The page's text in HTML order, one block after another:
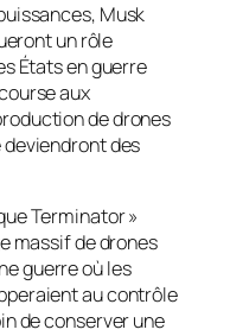
Musk
un rôle
États en guerre
aux
de drones
des
Terminator »
massif de drones
guerre où les
au contrôle
de conserver une